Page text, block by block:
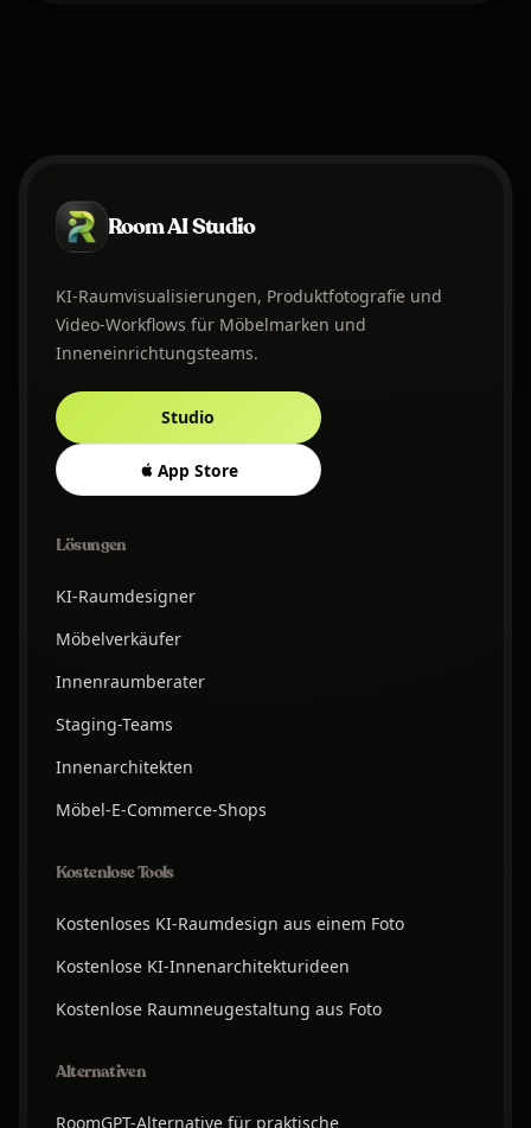
Room AI Studio
KI-Raumvisualisierungen, Produktfotografie und
Video-Workflows für Möbelmarken und
Inneneinrichtungsteams.
Studio
App Store
Lösungen
KI-Raumdesigner
Möbelverkäufer
Innenraumberater
Staging-Teams
Innenarchitekten
Möbel-E-Commerce-Shops
Kostenlose Tools
Kostenloses KI-Raumdesign aus einem Foto
Kostenlose KI-Innenarchitekturideen
Kostenlose Raumneugestaltung aus Foto
Alternativen
RoomGPT-Alternative für praktische